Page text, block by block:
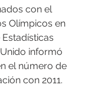
con el
Olímpicos en
informó
el número de
con 2011.